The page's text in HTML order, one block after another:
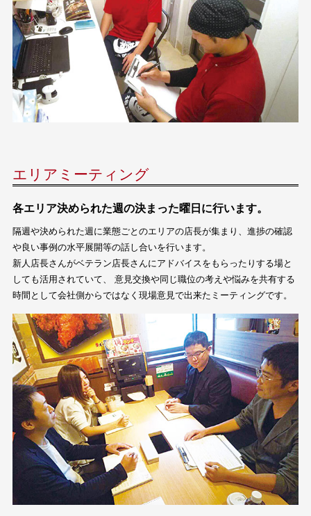
エリアミーティング
各エリア決められた週の決まった曜日に行います。
隔週や決められた週に業態ごとのエリアの店長が集まり、進捗の確認
や良い事例の水平展開等の話し合いを行います。
新人店長さんがベテラン店長さんにアドバイスをもらったりする場と
しても活用されていて、 意見交換や同じ職位の考えや悩みを共有する
時間として会社側からではなく現場意見で出来たミーティングです。